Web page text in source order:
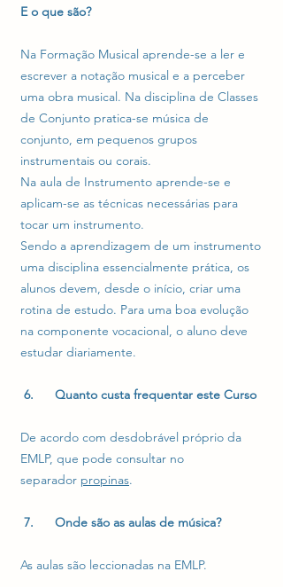
E o que são?
Na Formação Musical aprende-se a ler e
escrever a notação musical e a perceber
uma obra musical. Na disciplina de Classes
de Conjunto pratica-se música de
conjunto, em pequenos grupos
instrumentais ou corais.
Na aula de Instrumento aprende-se e
aplicam-se as técnicas necessárias para
tocar um instrumento.
Sendo a aprendizagem de um instrumento
uma disciplina essencialmente prática, os
alunos devem, desde o início, criar uma
rotina de estudo. Para uma boa evolução
na componente vocacional, o aluno deve
estudar diariamente.
6. Quanto custa frequentar este Curso
De acordo com desdobrável próprio da
EMLP, que pode consultar no
separador propinas.
7. Onde são as aulas de música?
As aulas são leccionadas na EMLP.